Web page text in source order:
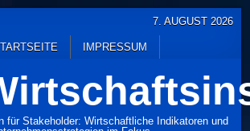
IMPRESSUM
7. AUGUST 2026
für Stakeholder: Wirtschaftliche Indikatoren und